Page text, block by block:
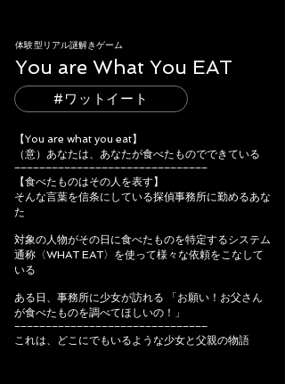
体験型リアル謎解きゲーム
You are What You EAT
【You are what you eat】
（意）あなたは、あなたが食べたものでできている
−−−−−−−−−−−−−−−−−−−−−−−−−−−−−−−
【食べたものはその人を表す】
そんな言葉を信条にしている探偵事務所に勤めるあな
た
対象の人物がその日に食べたものを特定するシステム
通称〈WHAT EAT〉を使って様々な依頼をこなして
いる
ある日、事務所に少女が訪れる 「お願い！お父さん
が食べたものを調べてほしいの！」
−−−−−−−−−−−−−−−−−−−−−−−−−−−−−−−
これは、どこにでもいるような少女と父親の物語
#ワットイート